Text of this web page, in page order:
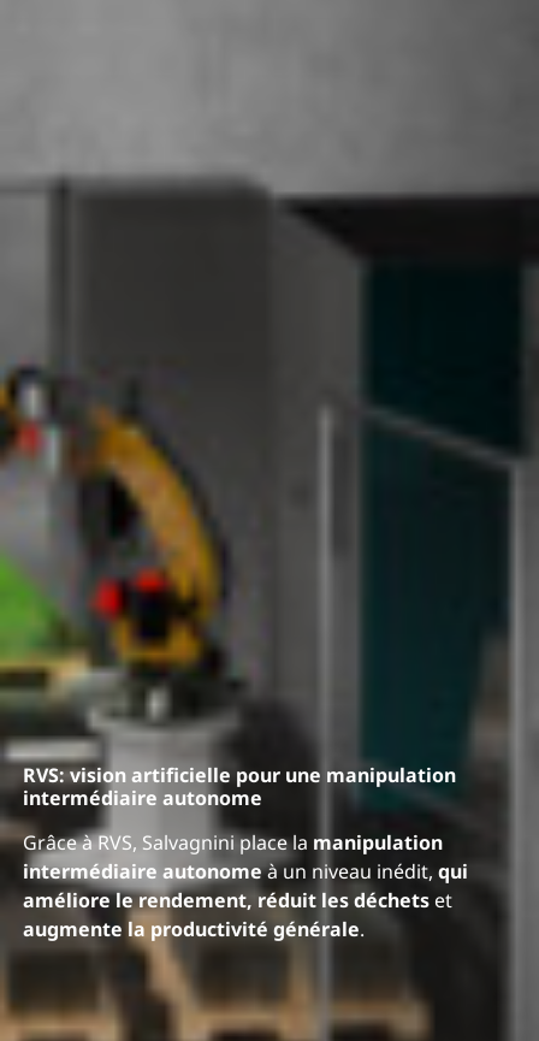
RVS: vision artificielle pour une manipulation
intermédiaire autonome
Grâce à RVS, Salvagnini place la manipulation
intermédiaire autonomeà un niveau inédit,qui
améliore le rendement, réduit les déchets et
augmente la productivité générale.